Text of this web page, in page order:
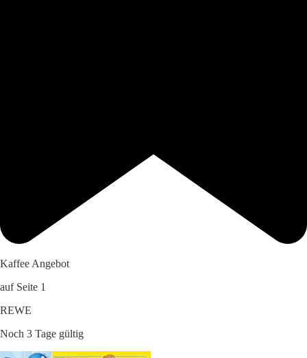
Kaffee Angebot
auf Seite 1
REWE
Noch 3 Tage gültig